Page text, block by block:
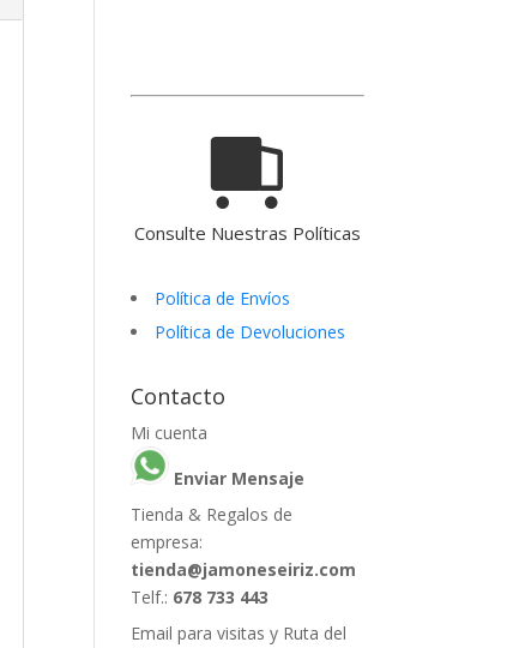
Consulte Nuestras Políticas
Política de Envíos
Política de Devoluciones
Contacto
Mi cuenta
Enviar Mensaje
Tienda & Regalos de
empresa:
tienda@jamoneseiriz.com
Telf.: 678 733 443
Email para visitas y Ruta del